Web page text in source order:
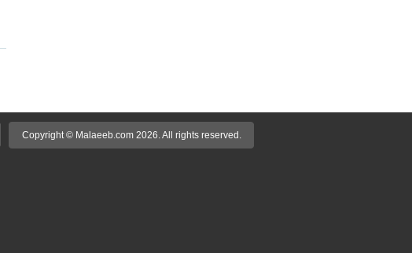
Copyright © Malaeeb.com 2026. All rights reserved.